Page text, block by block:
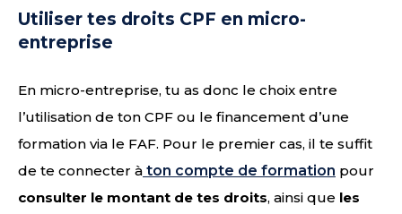
Utiliser tes droits CPF en micro-
entreprise
En micro-entreprise, tu as donc le choix entre
l’utilisation de ton CPF ou le financement d’une
formation via le FAF. Pour le premier cas, il te suffit
de te connecter à ton compte de formation pour
consulter le montant de tes droits, ainsi que les